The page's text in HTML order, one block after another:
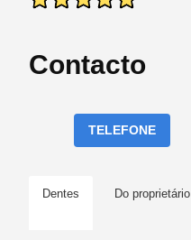
Contacto
TELEFONE
Dentes Do proprietário